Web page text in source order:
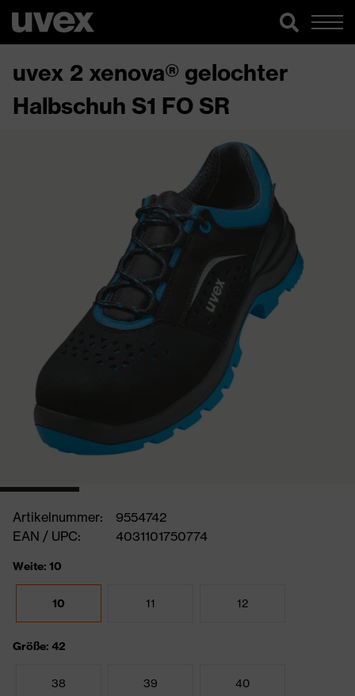
uvex 2 xenova® gelochter
Halbschuh S1 FO SR
Artikelnummer:
9554742
EAN / UPC:
4031101750774
Weite: 10
10 11 12
Größe: 42
38 39 40